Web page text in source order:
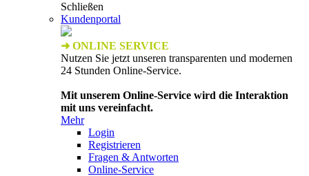
Schließen
Kundenportal
➜ ONLINE SERVICE
Nutzen Sie jetzt unseren transparenten und modernen
24 Stunden Online-Service.
Mit unserem Online-Service wird die Interaktion
mit uns vereinfacht.
Mehr
Login
Registrieren
Fragen & Antworten
Online-Service